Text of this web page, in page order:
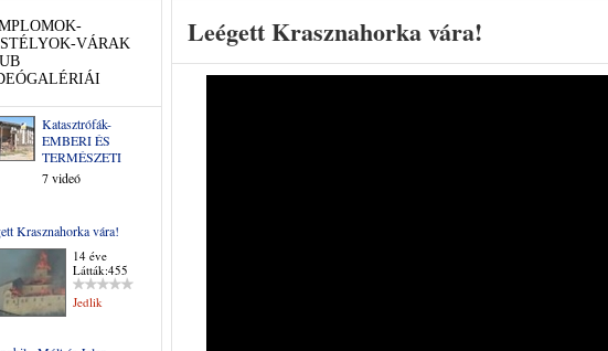
VÁRAK
Katasztrófák-
EMBERI ÉS
TERMÉSZETI
7 videó
Krasznahorka vára!
14 éve
Látták:455
Jedlik
Leégett Krasznahorka vára!